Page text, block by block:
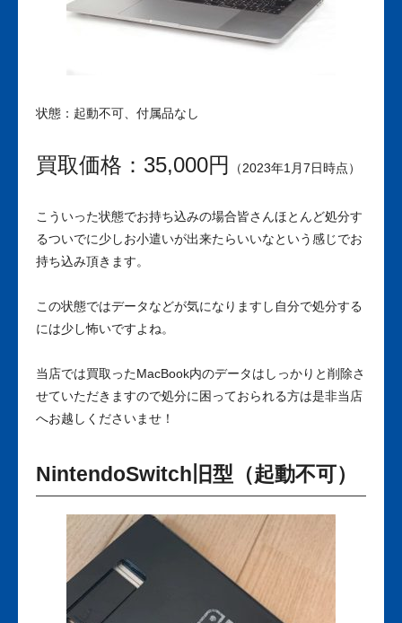
状態：起動不可、付属品なし
買取価格：35,000円 （2023年1月7日時点）
こういった状態でお持ち込みの場合皆さんほとんど処分す
るついでに少しお小遣いが出来たらいいなという感じでお
持ち込み頂きます。
この状態ではデータなどが気になりますし自分で処分する
には少し怖いですよね。
当店では買取ったMacBook内のデータはしっかりと削除さ
せていただきますので処分に困っておられる方は是非当店
へお越しくださいませ！
NintendoSwitch旧型（起動不可）